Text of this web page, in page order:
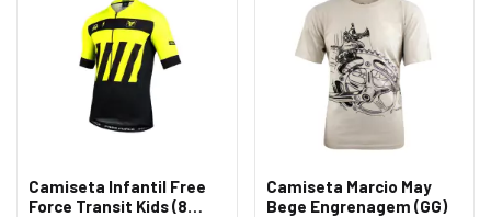
Camiseta Infantil Free
Force Transit Kids (8
Camiseta Marcio May
Bege Engrenagem (GG)